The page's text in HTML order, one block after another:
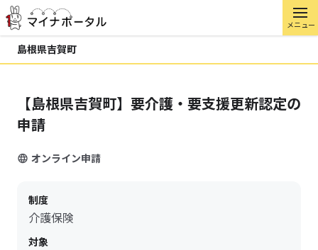
メニュー
島根県吉賀町
【島根県吉賀町】要介護・要支援更新認定の
申請
オンライン申請
制度
介護保険
対象